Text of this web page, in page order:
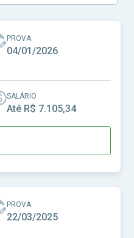
PROVA
04/01/2026
SALÁRIO
Até R$ 7.105,34
PROVA
22/03/2025